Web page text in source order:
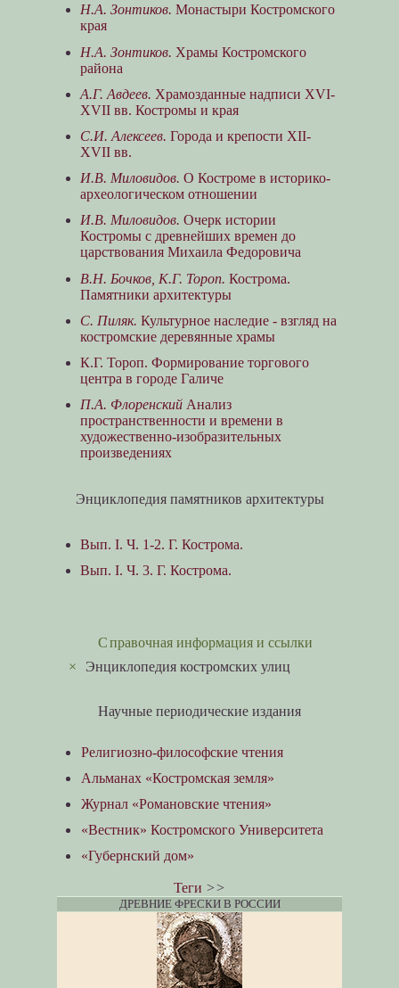
Н.А. Зонтиков. Монастыри Костромского
края
Н.А. Зонтиков. Храмы Костромского
района
А.Г. Авдеев. Храмозданные надписи XVI-
XVII вв. Костромы и края
С.И. Алексеев. Города и крепости XII-
XVII вв.
И.В. Миловидов. О Костроме в историко-
археологическом отношении
И.В. Миловидов. Очерк истории
Костромы с древнейших времен до
царствования Михаила Федоровича
В.Н. Бочков, К.Г. Тороп. Кострома.
Памятники архитектуры
С. Пиляк. Культурное наследие - взгляд на
костромские деревянные храмы
К.Г. Тороп. Формирование торгового
центра в городе Галиче
П.А. ФлоренскийАнализ
пространственности и времени в
художественно-изобразительных
произведениях
Энциклопедия памятников архитектуры
Вып. I. Ч. 1-2. Г. Кострома.
Вып. I. Ч. 3. Г. Кострома.
Справочная информация и ссылки
Энциклопедия костромских улиц
Научные периодические издания
Религиозно-философские чтения
Альманах «Костромская земля»
Журнал «Романовские чтения»
«Вестник» Костромского Университета
«Губернский дом»
Теги >>
ДРЕВНИЕ ФРЕСКИ В РОССИИ